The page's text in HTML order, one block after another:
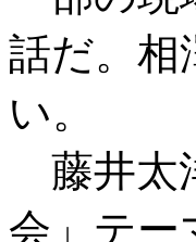
話だ。相
い。
藤井太
会」テー